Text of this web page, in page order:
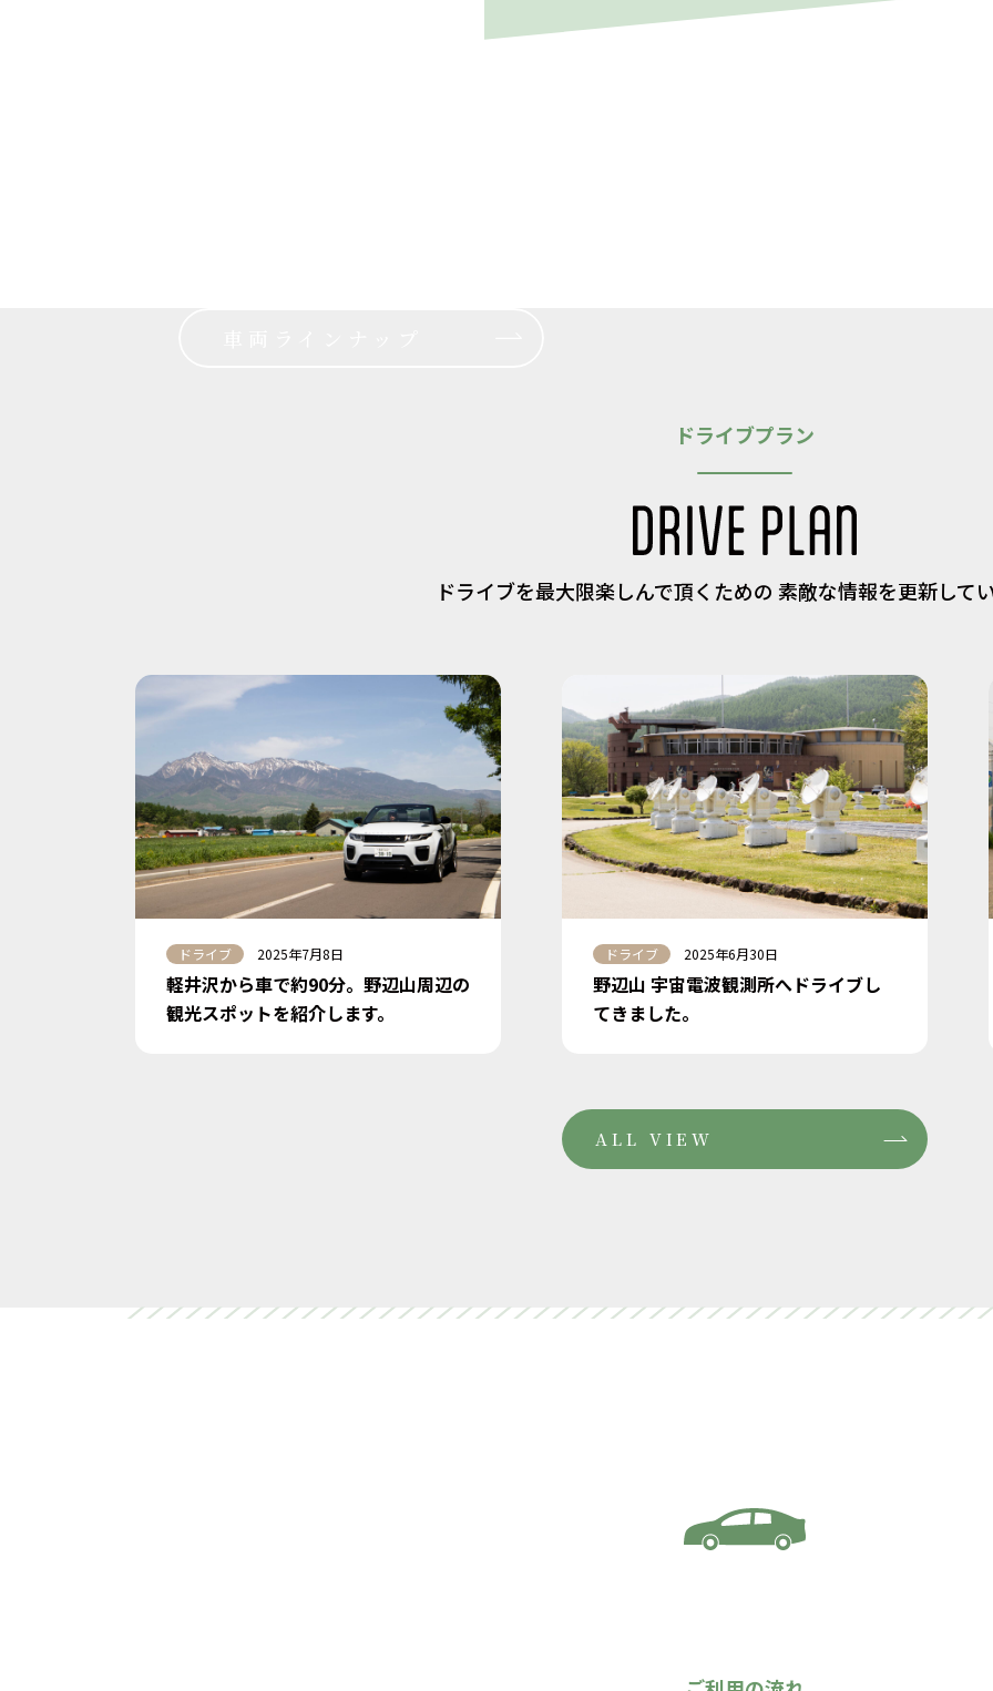
ドライブプラン
ドライブを最大限楽しんで頂くための 素敵な情報を更新して
ドライブ 2025年7月8日
軽井沢から車で約90分。野辺山周辺の
観光スポットを紹介します。
ドライブ 2025年6月30日
野辺山 宇宙電波観測所へドライブし
てきました。
ALL VIEW